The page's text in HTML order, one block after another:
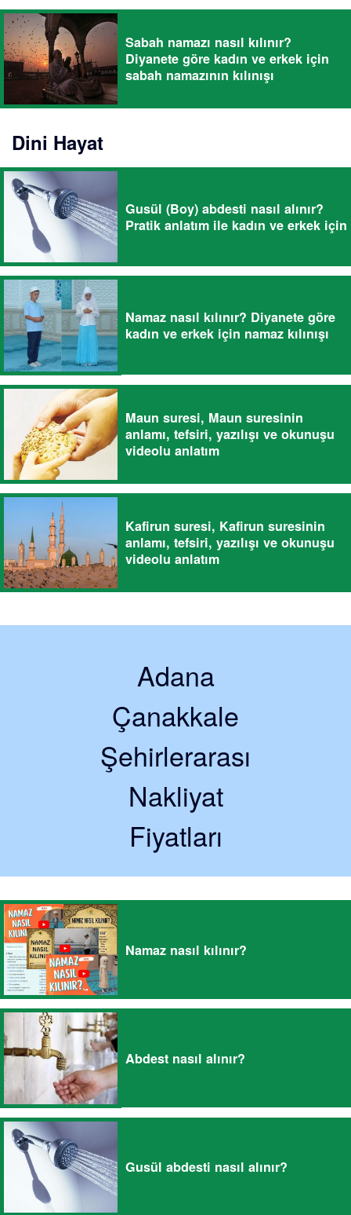
Sabah namazı nasıl kılınır?
Diyanete göre kadın ve erkek için
sabah namazının kılınışı
Dini Hayat
Gusül (Boy) abdesti nasıl alınır?
Pratik anlatım ile kadın ve erkek için
Namaz nasıl kılınır? Diyanete göre
kadın ve erkek için namaz kılınışı
Maun suresi, Maun suresinin
anlamı, tefsiri, yazılışı ve okunuşu
videolu anlatım
Kafirun suresi, Kafirun suresinin
anlamı, tefsiri, yazılışı ve okunuşu
videolu anlatım
Adana
Çanakkale
Şehirlerarası
Nakliyat
Fiyatları
Namaz nasıl kılınır?
Abdest nasıl alınır?
Gusül abdesti nasıl alınır?